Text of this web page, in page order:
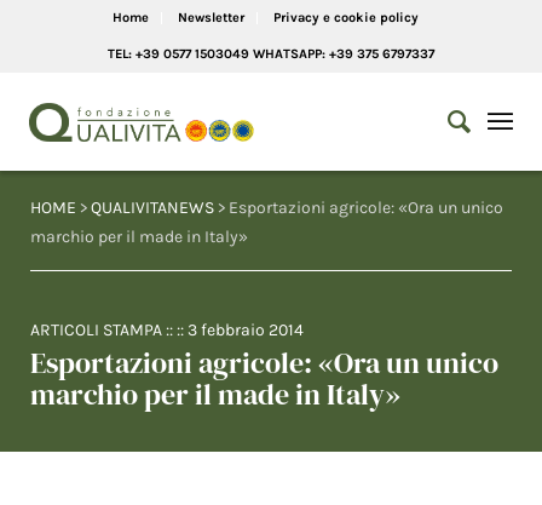
Home Newsletter Privacy e cookie policy
TEL: +39 0577 1503049 WHATSAPP: +39 375 6797337
HOME >QUALIVITANEWS > Esportazioni agricole: «Ora un unico
marchio per il made in Italy»
ARTICOLI STAMPA :: ::3 febbraio 2014
Esportazioni agricole: «Ora un unico
marchio per il made in Italy»